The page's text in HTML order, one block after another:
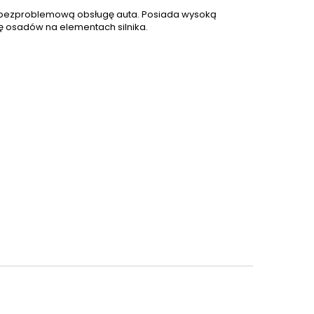
obsługę auta. Posiada wysoką
osadów na elementach silnika.